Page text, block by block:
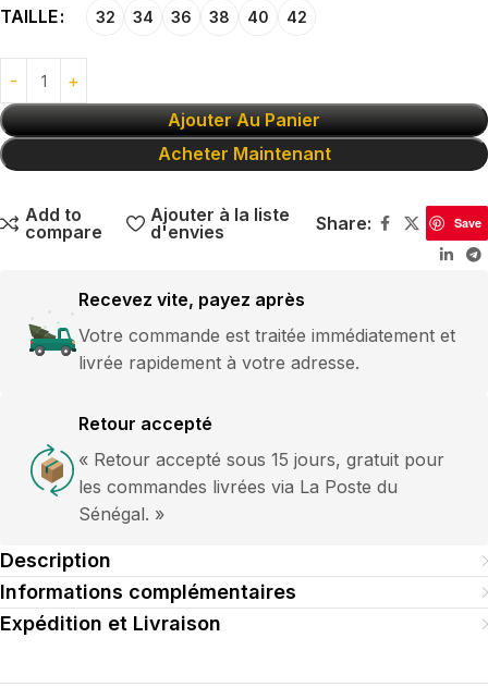
TAILLE
32 34 36 38 40 42
Ajouter Au Panier
Acheter Maintenant
Add to
compare
Ajouter à la liste
d'envies
Share: Save
Recevez vite, payez après
Votre commande est traitée immédiatement et
livrée rapidement à votre adresse.
Retour accepté
« Retour accepté sous 15 jours, gratuit pour
les commandes livrées via La Poste du
Sénégal. »
Description
Informations complémentaires
Expédition et Livraison